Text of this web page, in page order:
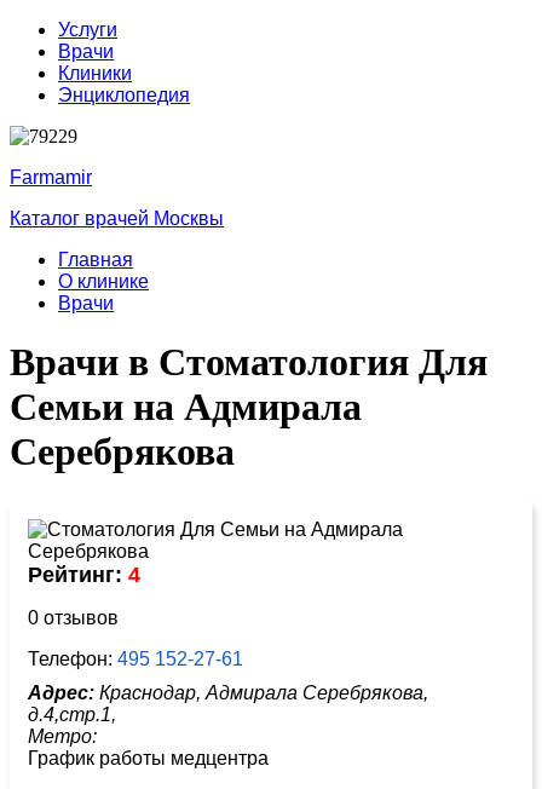
Услуги
Врачи
Клиники
Энциклопедия
Farmamir
Каталог врачей Москвы
Главная
О клинике
Врачи
Врачи в Стоматология Для
Семьи на Адмирала
Серебрякова
Рейтинг: 4
0 отзывов
Телефон: 495 152-27-61
Адрес: Краснодар, Адмирала Серебрякова,
д.4,стр.1,
Метро:
График работы медцентра